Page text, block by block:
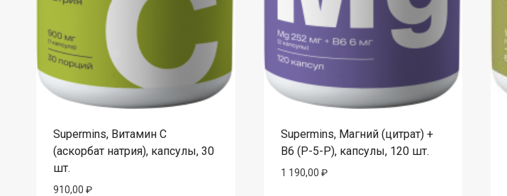
Supermins, Витамин C
(аскорбат натрия), капсулы, 30
шт.
910,00 ₽
Supermins, Магний (цитрат) +
B6 (P-5-P), капсулы, 120 шт.
1 190,00 ₽